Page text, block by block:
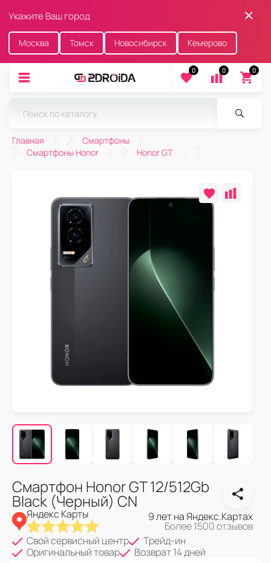
Укажите Ваш город
Москва Томск Новосибирск Кемерово
0 0 0
Главная
Смартфоны
Смартфоны Honor
Honor GT
Смартфон Honor GT 12/512Gb
Black (Черный) CN
Яндекс Карты 9 лет на Яндекс.Картах
Более 1500 отзывов
Свой сервисный центр
Трейд-ин
Оригинальный товар
Возврат 14 дней